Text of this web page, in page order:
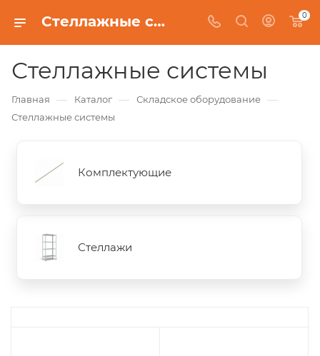
Стеллажные системы 0
Стеллажные системы
Главная — Каталог — Складское оборудование —
Стеллажные системы
Комплектующие
Стеллажи